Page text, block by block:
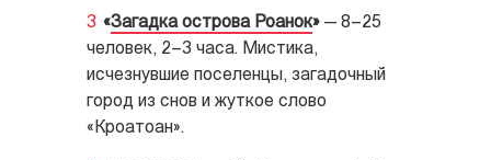
«Загадка острова Роанок» — 8–25
человек, 2–3 часа. Мистика,
исчезнувшие поселенцы, загадочный
город из снов и жуткое слово
«Кроатоан».